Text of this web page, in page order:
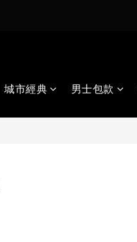
城市經典 男士包款